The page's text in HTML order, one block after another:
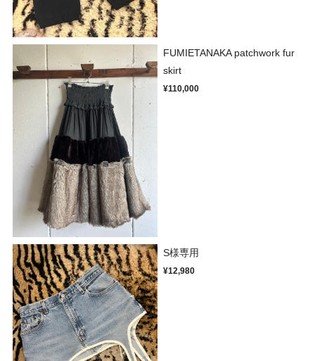
FUMIETANAKA patchwork fur
skirt
¥110,000
S様専用
¥12,980